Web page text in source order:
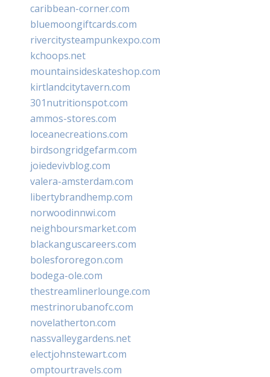
caribbean-corner.com
bluemoongiftcards.com
rivercitysteampunkexpo.com
kchoops.net
mountainsideskateshop.com
kirtlandcitytavern.com
301nutritionspot.com
ammos-stores.com
loceanecreations.com
birdsongridgefarm.com
joiedevivblog.com
valera-amsterdam.com
libertybrandhemp.com
norwoodinnwi.com
neighboursmarket.com
blackanguscareers.com
bolesfororegon.com
bodega-ole.com
thestreamlinerlounge.com
mestrinorubanofc.com
novelatherton.com
nassvalleygardens.net
electjohnstewart.com
omptourtravels.com